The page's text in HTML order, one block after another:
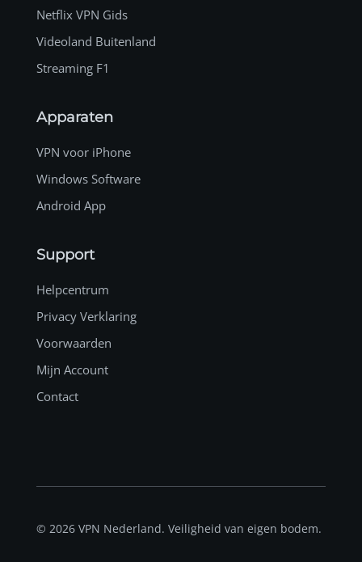
Netflix VPN Gids
Videoland Buitenland
Streaming F1
Apparaten
VPN voor iPhone
Windows Software
Android App
Support
Helpcentrum
Privacy Verklaring
Voorwaarden
Mijn Account
Contact
© 2026 VPN Nederland. Veiligheid van eigen bodem.